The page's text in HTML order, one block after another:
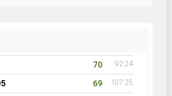
70 92:24
69 107:25